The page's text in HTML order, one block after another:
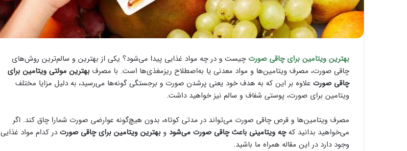
بهترین ویتامین برای چاقی صورتچیست و در چه مواد غذایی پیدا می‌شود؟ یکی از بهترین و سالم‌ترین روش‌های
چاقی صورت، مصرف ویتامین‌ها و مواد معدنی یا به‌اصطلاح ریزمغذی‌ها است. با مصرف بهترین مولتی ویتامین برای
چاقی صورت علاوه بر این که به هدف خود یعنی پرشدن صورت و برجستگی گونه‌ها می‌رسید، به دلیل مزایا مختلف
ویتامین برای صورت، پوستی شفاف و سالم نیز خواهید داشت.
مصرف ویتامین‌ها و قرص چاقی صورت می‌تواند در مدتی کوتاه، بدون هیچ‌گونه عوارضی صورت شمارا چاق کند. اگر
می‌خواهید بدانید کهچه ویتامینی باعث چاقی صورت می‌شود و بهترین ویتامین برای چاقی صورت در کدام مواد غذایی
وجود دارد در این مقاله همراه ما باشید.